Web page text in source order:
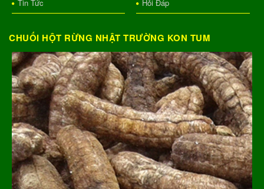
Tin Tức
Hỏi Đáp
CHUỐI HỘT RỪNG NHẬT TRƯỜNG KON TUM